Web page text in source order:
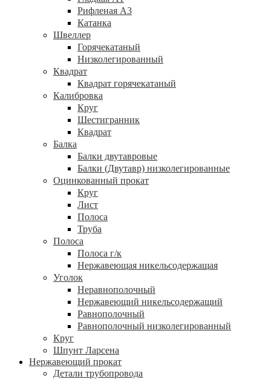
Рифленая А3
Катанка
Швеллер
Горячекатаный
Низколегированный
Квадрат
Квадрат горячекатаный
Калибровка
Круг
Шестигранник
Квадрат
Балка
Балки двутавровые
Балки (Двутавр) низколегированные
Оцинкованный прокат
Круг
Лист
Полоса
Труба
Полоса
Полоса г/к
Нержавеющая никельсодержащая
Уголок
Неравнополочный
Нержавеющий никельсодержащий
Равнополочный
Равнополочный низколегированный
Круг
Шпунт Ларсена
Нержавеющий прокат
Детали трубопровода